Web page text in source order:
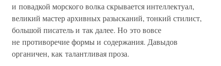
и повадкой морского волка скрывается интеллектуал,
великий мастер архивных разысканий, тонкий стилист,
большой писатель и так далее. Но это вовсе
не противоречие формы и содержания. Давыдов
органичен, как талантливая проза.